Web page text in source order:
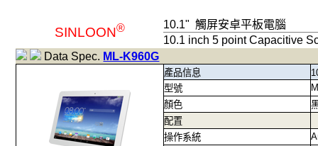
SINLOON® 10.1"觸屏安卓平板電腦
10.1 inch 5 point Capacitive
Data Spec. ML-K960G
產品信息
型號
顏色
配置
操作系統